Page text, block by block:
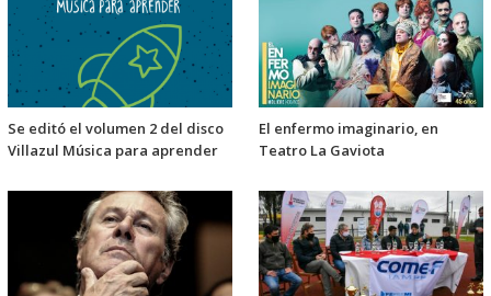
Se editó el volumen 2 del disco
Villazul Música para aprender
El enfermo imaginario, en
Teatro La Gaviota